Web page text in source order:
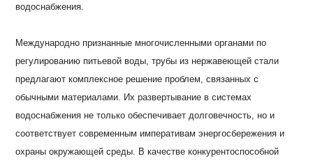
водоснабжения.
Международно признанные многочисленными органами по
регулированию питьевой воды, трубы из нержавеющей стали
предлагают комплексное решение проблем, связанных с
обычными материалами. Их развертывание в системах
водоснабжения не только обеспечивает долговечность, но и
соответствует современным императивам энергосбережения и
охраны окружающей среды. В качестве конкурентоспособной